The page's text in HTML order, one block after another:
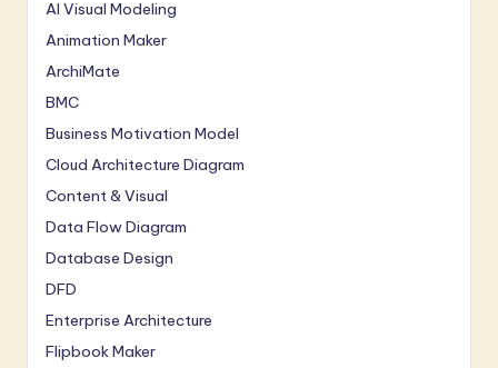
AI Visual Modeling
Animation Maker
ArchiMate
BMC
Business Motivation Model
Cloud Architecture Diagram
Content & Visual
Data Flow Diagram
Database Design
DFD
Enterprise Architecture
Flipbook Maker